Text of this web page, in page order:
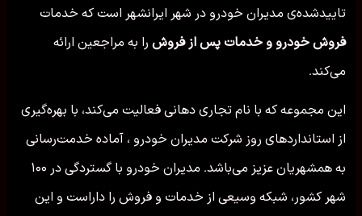
تاییدشده‌ی مدیران خودرو در شهر ایرانشهر است که خدمات
فروش خودرو و خدمات پس از فروش را به مراجعین ارائه
می‌کند.
این مجموعه که با نام تجاری دهانی فعالیت می‌کند، با بهره‌گیری
از استانداردهای روز شرکت مدیران خودرو ، آماده خدمت‌رسانی
به همشهریان عزیز می‌باشد. مدیران خودرو با گستردگی در ۱۰۰
شهر کشور، شبکه وسیعی از خدمات و فروش را داراست و این